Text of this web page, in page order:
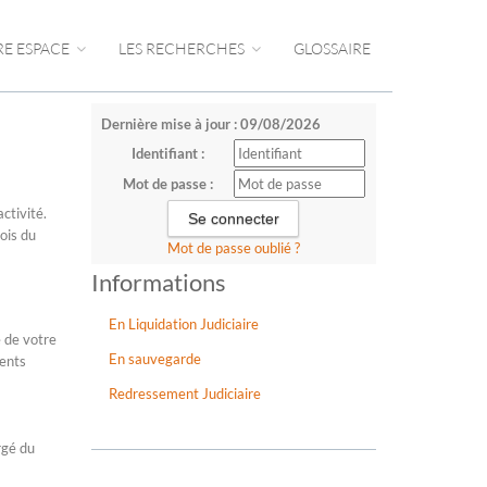
ESPACE LES RECHERCHES GLOSSAIRE
Dernière mise à jour : 09/08/2026
Identifiant :
Mot de passe :
Mot de passe oublié ?
Informations
En Liquidation Judiciaire
En sauvegarde
Redressement Judiciaire
du
de votre
du